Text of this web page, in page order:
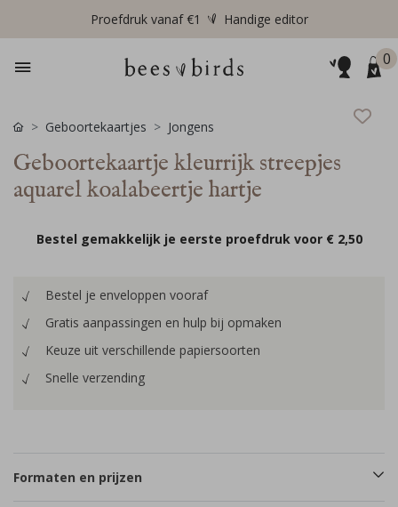
Proefdruk vanaf €1 Handige editor
0
Geboortekaartjes Jongens
Geboortekaartje kleurrijk streepjes
aquarel koalabeertje hartje
Bestel gemakkelijk je eerste proefdruk voor € 2,50
Bestel je enveloppen vooraf
Gratis aanpassingen en hulp bij opmaken
Keuze uit verschillende papiersoorten
Snelle verzending
Formaten en prijzen